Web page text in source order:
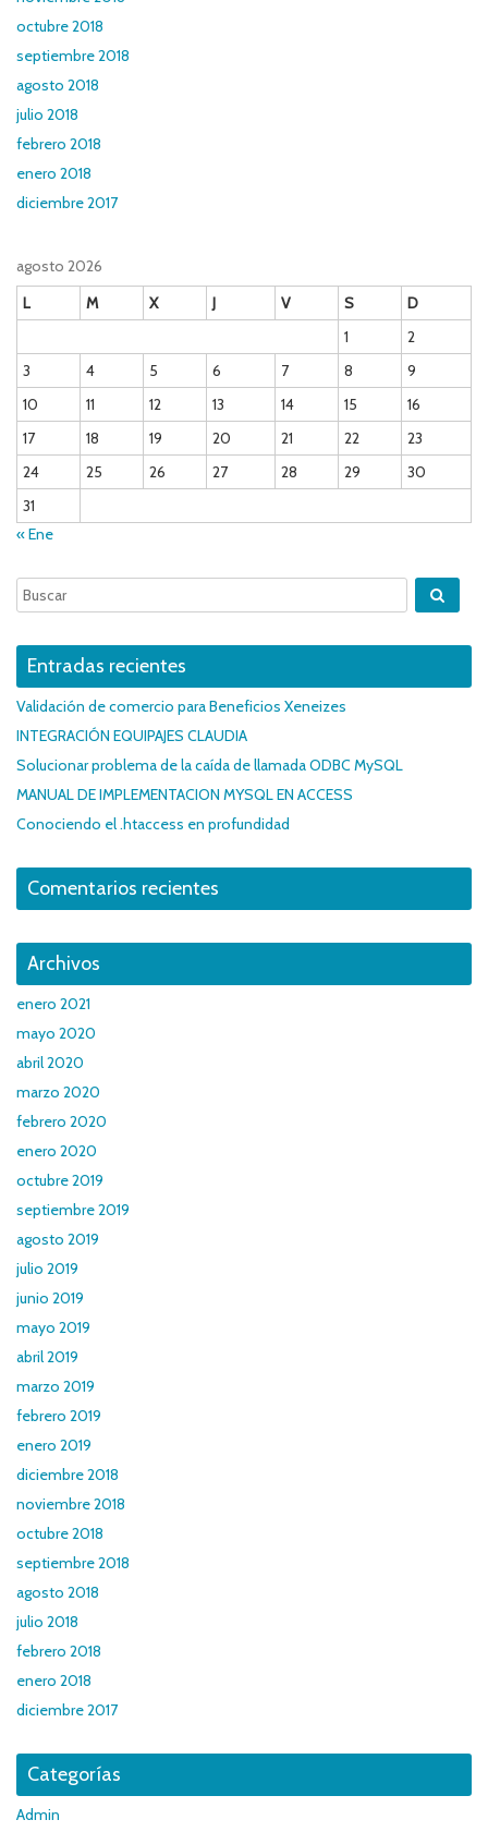
octubre 2018
septiembre 2018
agosto 2018
julio 2018
febrero 2018
enero 2018
diciembre 2017
agosto 2026
L
M X J V S
D
1
2
3
4 5 6 7 8
9
10
11 12 13 14 15
16
17
18 19 20 21 22
23
24
25 26 27 28 29
30
31
« Ene
Entradas recientes
Validación de comercio para Beneficios Xeneizes
INTEGRACIÓN EQUIPAJES CLAUDIA
Solucionar problema de la caída de llamada ODBC MySQL
MANUAL DE IMPLEMENTACION MYSQL EN ACCESS
Conociendo el .htaccess en profundidad
Comentarios recientes
Archivos
enero 2021
mayo 2020
abril 2020
marzo 2020
febrero 2020
enero 2020
octubre 2019
septiembre 2019
agosto 2019
julio 2019
junio 2019
mayo 2019
abril 2019
marzo 2019
febrero 2019
enero 2019
diciembre 2018
noviembre 2018
octubre 2018
septiembre 2018
agosto 2018
julio 2018
febrero 2018
enero 2018
diciembre 2017
Categorías
Admin